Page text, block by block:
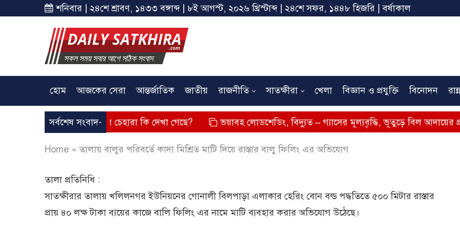
শনিবার | ২৪শে শ্রাবণ, ১৪৩৩ বঙ্গাব্দ | ৮ই আগস্ট, ২০২৬ খ্রিস্টাব্দ | ২৪শে সফর, ১৪৪৮ হিজরি | বর্ষাকাল
হোম আজকের সেরা আন্তর্জাতিক জাতীয় রাজনীতি সাতক্ষীরা খেলা বিজ্ঞান ও প্রযুক্তি বিনোদন
সর্বশেষ সংবাদ-
দিয়েছে? তার চেহারা কি দেখা গেছে? ভয়াবহ লোডশেডিং, বিদ্যুত – গ্যাসের মূল্যবৃদ্ধি, ভূতুড়ে বিল আদায়ের প্রতিবাদে
Home »তালায় বালুর পরিবর্তে কাদা মিশ্রিত মাটি দিয়ে রাস্তার বালু ফিলিং এর অভিযোগ
তালা প্রতিনিধি :
সাতক্ষীরার তালায় খলিলনগর ইউনিয়নের গোনালী বিলপাড়া এলাকার হেরিং বোন বল্ড পদ্ধতিতে ৫০০ মিটার রাস্তার
প্রায় ৪০ লক্ষ টাকা ব্যয়ের কাজে বালি ফিলিং এর নামে মাটি ব্যবহার করার অভিযোগ উঠেছে।